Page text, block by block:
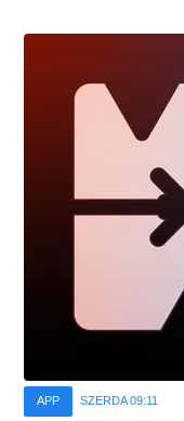
APP SZERDA 09:11